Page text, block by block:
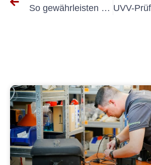
So gewährleisten Sie Sicherheit und Einhaltung der UVV-Richtlinien für elektrische Betriebsmittel